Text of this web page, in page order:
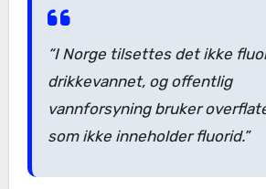
“I Norge tilsettes det ikke
drikkevannet, og offentlig
vannforsyning bruker
som ikke inneholder fluorid.”